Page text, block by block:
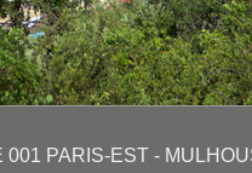
001 PARIS-EST -